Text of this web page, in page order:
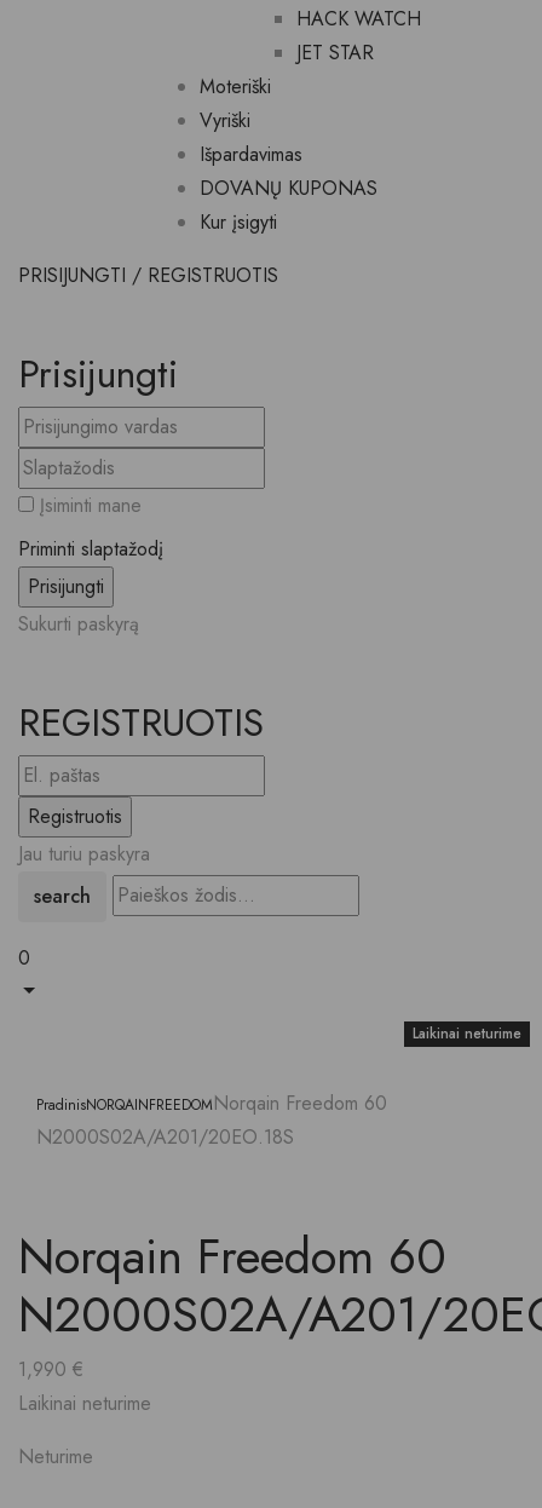
HACK WATCH
JET STAR
Moteriški
Vyriški
Išpardavimas
DOVANŲ KUPONAS
Kur įsigyti
PRISIJUNGTI / REGISTRUOTIS
Prisijungti
Įsiminti mane
Priminti slaptažodį
Sukurti paskyrą
REGISTRUOTIS
Jau turiu paskyra
search
0
PradinisNORQAINFREEDOMNorqain Freedom 60
N2000S02A/A201/20EO.18S
Norqain Freedom 60
N2000S02A/A201/
1,990 €
Laikinai neturime
Neturime
Laikinai neturime
Laikinai neturime